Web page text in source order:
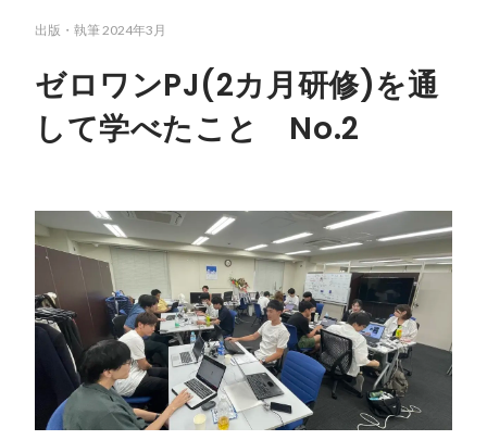
出版・執筆 2024年3月
ゼロワンPJ(2カ月研修)を通
して学べたこと No.2